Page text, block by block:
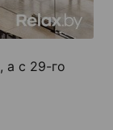
а с 29-го